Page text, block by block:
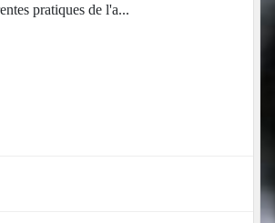
pratiques de l'a...